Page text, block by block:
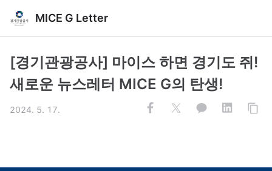
MICE G Letter
[경기관광공사] 마이스 하면 경기도 쥐!
새로운 뉴스레터 MICE G의 탄생!
2024. 5. 17.